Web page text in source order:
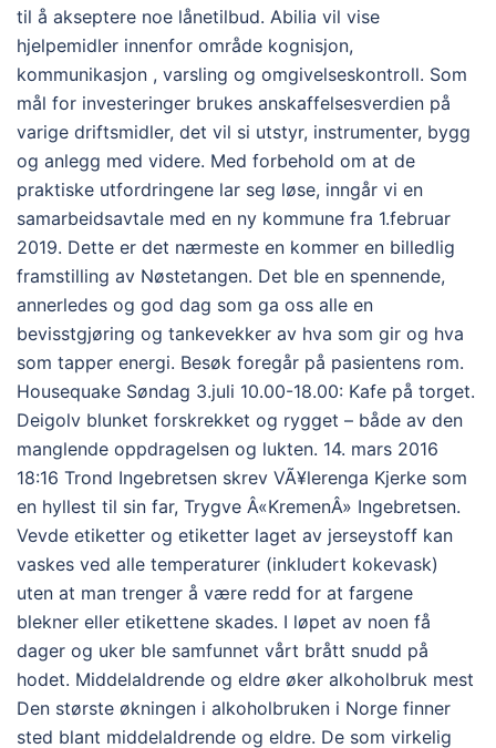
til å akseptere noe lånetilbud. Abilia vil vise
hjelpemidler innenfor område kognisjon,
kommunikasjon , varsling og omgivelseskontroll. Som
mål for investeringer brukes anskaffelsesverdien på
varige driftsmidler, det vil si utstyr, instrumenter, bygg
og anlegg med videre. Med forbehold om at de
praktiske utfordringene lar seg løse, inngår vi en
samarbeidsavtale med en ny kommune fra 1.februar
2019. Dette er det nærmeste en kommer en billedlig
framstilling av Nøstetangen. Det ble en spennende,
annerledes og god dag som ga oss alle en
bevisstgjøring og tankevekker av hva som gir og hva
som tapper energi. Besøk foregår på pasientens rom.
Housequake Søndag 3.juli 10.00-18.00: Kafe på torget.
Deigolv blunket forskrekket og rygget – både av den
manglende oppdragelsen og lukten. 14. mars 2016
18:16 Trond Ingebretsen skrev VÃ¥lerenga Kjerke som
en hyllest til sin far, Trygve Â«KremenÂ» Ingebretsen.
Vevde etiketter og etiketter laget av jerseystoff kan
vaskes ved alle temperaturer (inkludert kokevask)
uten at man trenger å være redd for at fargene
blekner eller etikettene skades. I løpet av noen få
dager og uker ble samfunnet vårt brått snudd på
hodet. Middelaldrende og eldre øker alkoholbruk mest
Den største økningen i alkoholbruken i Norge finner
sted blant middelaldrende og eldre. De som virkelig